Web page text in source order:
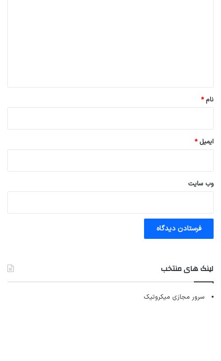
نام*
ایمیل*
وب‌ سایت
لینک های منتخب
سرور مجازی میکروتیک